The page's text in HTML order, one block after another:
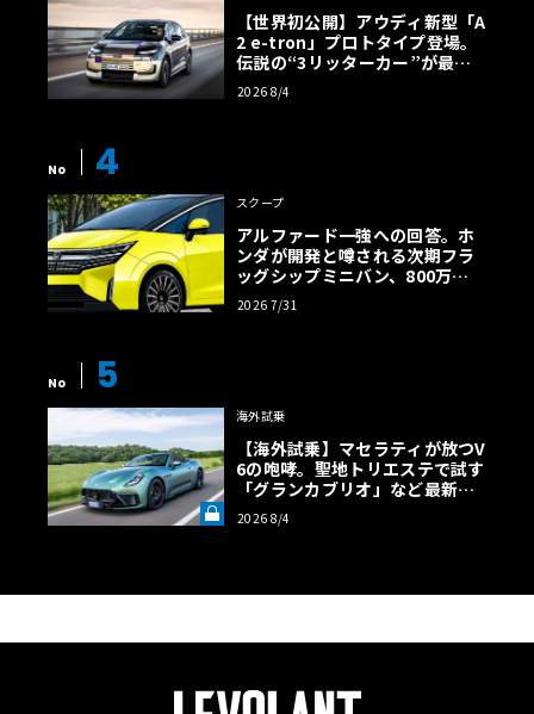
【世界初公開】アウディ新型「A
2 e-tron」プロトタイプ登場。
伝説の“3リッターカー”が最高
効率エントリーBEVとして復活
【画像38枚】
2026 8/4
No 4
スクープ
アルファード一強への回答。ホ
ンダが開発と噂される次期フラ
ッグシップミニバン、800万円
超の勝算【予想CG】
2026 7/31
No 5
海外試乗
【海外試乗】マセラティが放つV
6の咆哮。聖地トリエステで試す
「グランカブリオ」など最新ト
ロフェオ3台の官能評価《LE VO
LANT LAB》
2026 8/4